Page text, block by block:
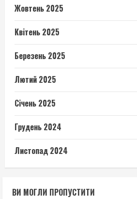
Жовтень 2025
Квітень 2025
Березень 2025
Лютий 2025
Січень 2025
Грудень 2024
Листопад 2024
ВИ МОГЛИ ПРОПУСТИТИ